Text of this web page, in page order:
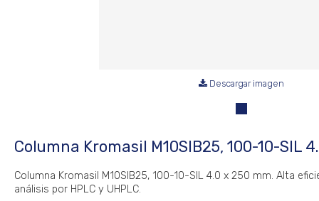
Descargar imagen
Columna Kromasil M10SIB25, 100-10-SIL
Columna Kromasil M10SIB25, 100-10-SIL 4.0 x 250 mm. Alta
análisis por HPLC y UHPLC.